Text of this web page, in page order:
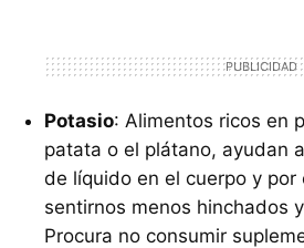
Potasio: Alimentos ricos en
patata o el plátano, ayudan
de líquido en el cuerpo y por
sentirnos menos hinchados
Procura no consumir